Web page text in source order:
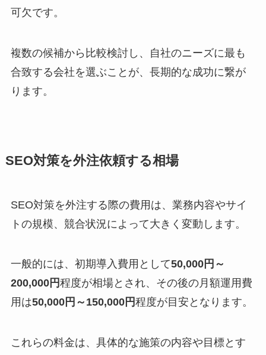
可欠です。
複数の候補から比較検討し、自社のニーズに最も
合致する会社を選ぶことが、長期的な成功に繋が
ります。
SEO対策を外注依頼する相場
SEO対策を外注する際の費用は、業務内容やサイ
トの規模、競合状況によって大きく変動します。
一般的には、初期導入費用として50,000円～
200,000円程度が相場とされ、その後の月額運用費
用は50,000円～150,000円程度が目安となります。
これらの料金は、具体的な施策の内容や目標とす